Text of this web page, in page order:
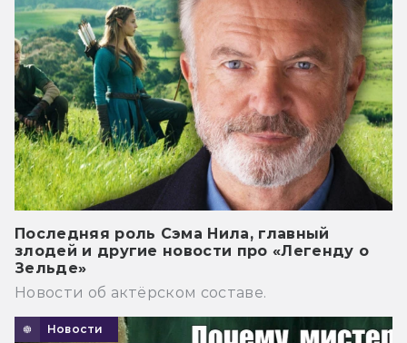
Последняя роль Сэма Нила, главный
злодей и другие новости про «Легенду о
Зельде»
Новости об актёрском составе.
Новости